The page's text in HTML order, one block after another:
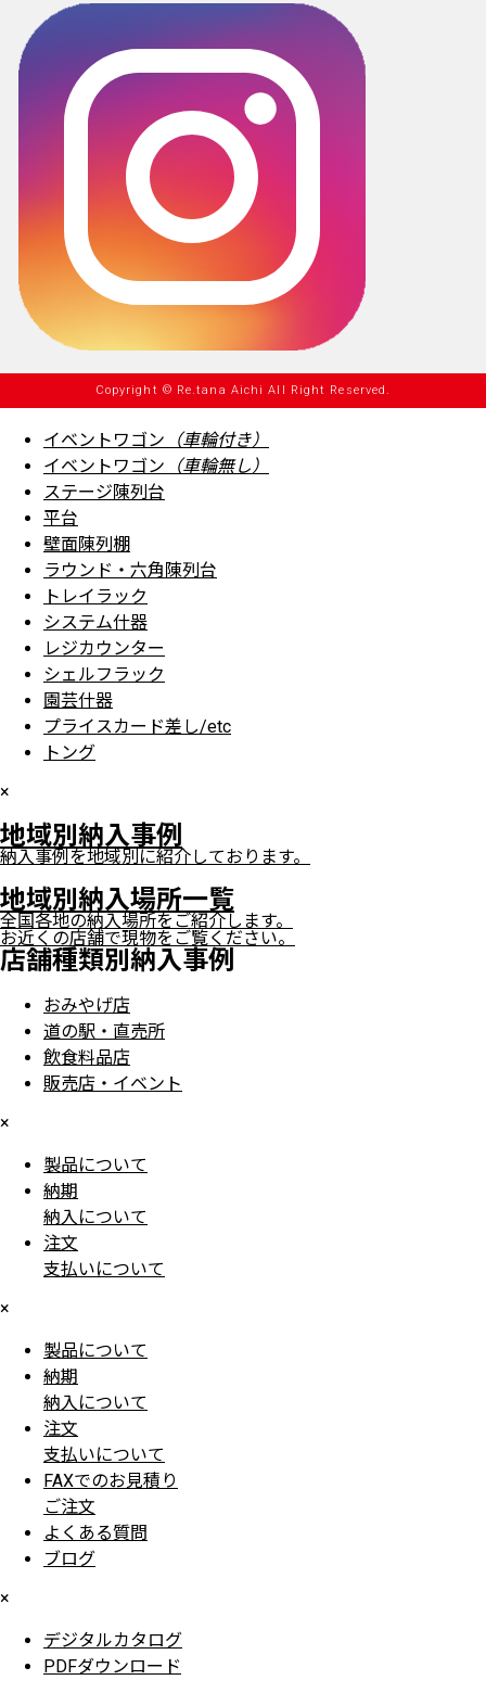
Copyright © Re.tana Aichi All Right Reserved.
イベントワゴン （車輪付き）
イベントワゴン （車輪無し）
ステージ陳列台
平台
壁面陳列棚
ラウンド・六角陳列台
トレイラック
システム什器
レジカウンター
シェルフラック
園芸什器
プライスカード差し/etc
トング
×
地域別納入事例
納入事例を地域別に紹介しております。
地域別納入場所一覧
全国各地の納入場所をご紹介します。
お近くの店舗で現物をご覧ください。
店舗種類別納入事例
おみやげ店
道の駅・直売所
飲食料品店
販売店・イベント
×
製品について
納期
納入について
注文
支払いについて
×
製品について
納期
納入について
注文
支払いについて
FAXでのお見積り
ご注文
よくある質問
ブログ
×
デジタルカタログ
PDFダウンロード